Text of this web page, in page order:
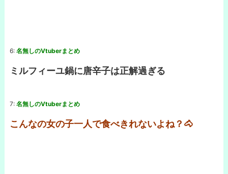
6: 名無しのVtuberまとめ
ミルフィーユ鍋に唐辛子は正解過ぎる
7: 名無しのVtuberまとめ
こんなの女の子一人で食べきれないよね？🐴